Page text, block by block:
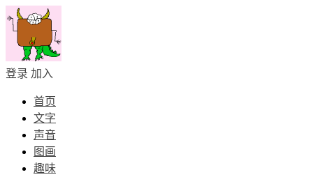
登录 加入
首页
文字
声音
图画
趣味